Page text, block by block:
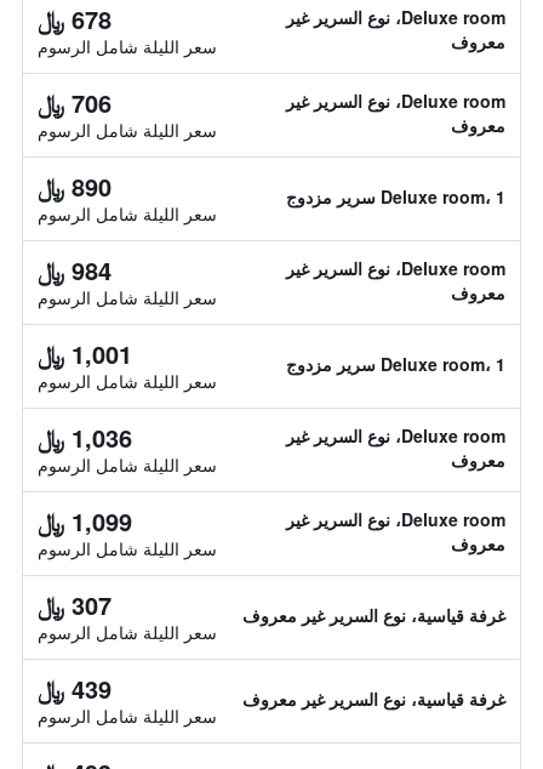
Deluxe room، نوع السرير غير
معروف
678 ﷼
سعر الليلة شامل الرسوم
Deluxe room، نوع السرير غير
معروف
706 ﷼
سعر الليلة شامل الرسوم
Deluxe room، 1 سرير مزدوج 890 ﷼
سعر الليلة شامل الرسوم
Deluxe room، نوع السرير غير
معروف
984 ﷼
سعر الليلة شامل الرسوم
Deluxe room، 1 سرير مزدوج 1,001 ﷼
سعر الليلة شامل الرسوم
Deluxe room، نوع السرير غير
معروف
1,036 ﷼
سعر الليلة شامل الرسوم
Deluxe room، نوع السرير غير
معروف
1,099 ﷼
سعر الليلة شامل الرسوم
غرفة قياسية، نوع السرير غير معروف 307 ﷼
سعر الليلة شامل الرسوم
غرفة قياسية، نوع السرير غير معروف 439 ﷼
سعر الليلة شامل الرسوم